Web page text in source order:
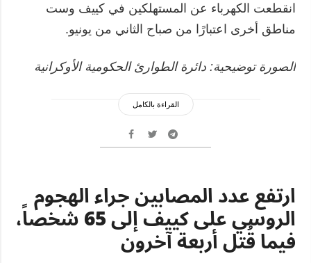
انقطعت الكهرباء عن المستهلكين في كييف وست
مناطق أخرى اعتبارًا من صباح الثاني من يونيو.
الصورة توضيحية: دائرة الطوارئ الحكومية الأوكرانية
القراءة بالكامل
ارتفع عدد المصابين جراء الهجوم
الروسي على كييف إلى 65 شخصاً،
فيما قُتل أربعة آخرون